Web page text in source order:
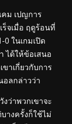
ม เปญการ
จเมื่อ ฤดูร้อนที่
ในเกมเปิด
ได้ให้ข้อเสนอ
าเกี่ยวกับการ
อลกล่าวว่า
ว่าพวกเขาจะ
างครั้งก็ใช้ไม่